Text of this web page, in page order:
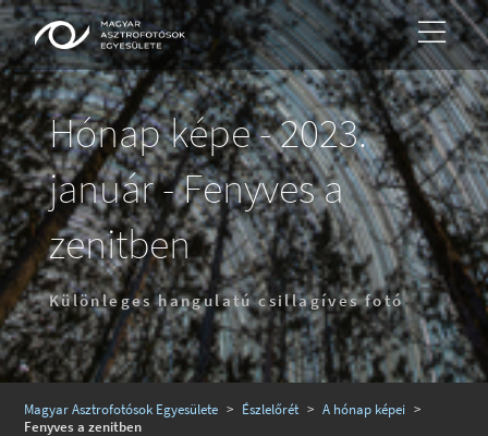
Hónap képe - 2023.
január - Fenyves a
zenitben
Különleges hangulatú csillagíves fotó
Magyar Asztrofotósok Egyesülete > Észlelőrét > A hónap képei >
Fenyves a zenitben